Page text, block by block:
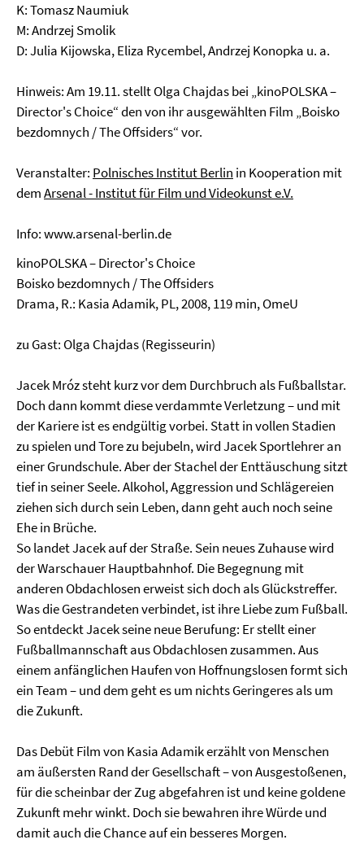
K: Tomasz Naumiuk
M: Andrzej Smolik
D: Julia Kijowska, Eliza Rycembel, Andrzej Konopka u. a.
Hinweis: Am 19.11. stellt Olga Chajdas bei „kinoPOLSKA –
Director's Choice“ den von ihr ausgewählten Film „Boisko
bezdomnych / The Offsiders“ vor.
Veranstalter: Polnisches Institut Berlin in Kooperation mit
demArsenal - Institut für Film und Videokunst e.V.
Info:www.arsenal-berlin.de
kinoPOLSKA – Director's Choice
Boisko bezdomnych / The Offsiders
Drama, R.: Kasia Adamik, PL, 2008, 119 min, OmeU
zu Gast: Olga Chajdas (Regisseurin)
Jacek Mróz steht kurz vor dem Durchbruch als Fußballstar.
Doch dann kommt diese verdammte Verletzung – und mit
der Kariere ist es endgültig vorbei. Statt in vollen Stadien
zu spielen und Tore zu bejubeln, wird Jacek Sportlehrer an
einer Grundschule. Aber der Stachel der Enttäuschung sitzt
tief in seiner Seele. Alkohol, Aggression und Schlägereien
ziehen sich durch sein Leben, dann geht auch noch seine
Ehe in Brüche.
So landet Jacek auf der Straße. Sein neues Zuhause wird
der Warschauer Hauptbahnhof. Die Begegnung mit
anderen Obdachlosen erweist sich doch als Glückstreffer.
Was die Gestrandeten verbindet, ist ihre Liebe zum Fußball.
So entdeckt Jacek seine neue Berufung: Er stellt einer
Fußballmannschaft aus Obdachlosen zusammen. Aus
einem anfänglichen Haufen von Hoffnungslosen formt sich
ein Team – und dem geht es um nichts Geringeres als um
die Zukunft.
Das Debüt Film von Kasia Adamik erzählt von Menschen
am äußersten Rand der Gesellschaft – von Ausgestoßenen,
für die scheinbar der Zug abgefahren ist und keine goldene
Zukunft mehr winkt. Doch sie bewahren ihre Würde und
damit auch die Chance auf ein besseres Morgen.